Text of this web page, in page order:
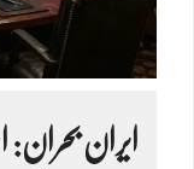
ایران بحران: